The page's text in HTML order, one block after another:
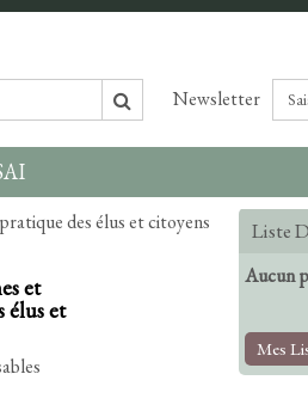
Newsletter
des élus et citoyens
et
élus et
Liste
Aucun
Mes